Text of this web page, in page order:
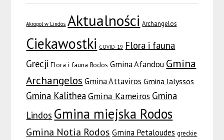
Akropol w Lindos Aktualności Archangelos
Ciekawostki COVID-19 Flora i fauna
Grecji Flora i fauna Rodos Gmina Afandou Gmina
Archangelos Gmina Attaviros Gmina Ialyssos
Gmina KalitheaGmina Kameiros Gmina
Lindos Gmina miejska Rodos
Gmina Notia Rodos Gmina Petaloudes greckie